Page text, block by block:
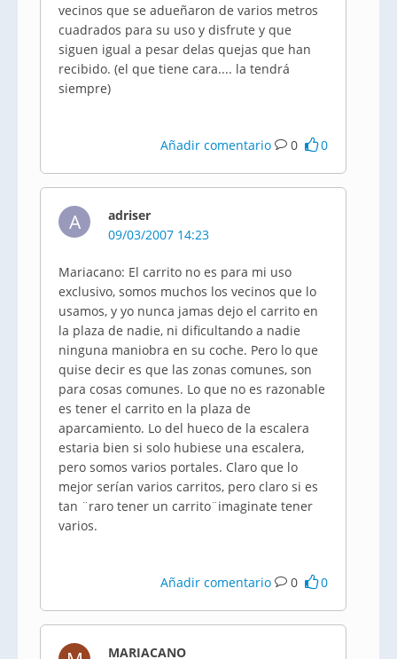
vecinos que se adueñaron de varios metros
cuadrados para su uso y disfrute y que
siguen igual a pesar delas quejas que han
recibido. (el que tiene cara.... la tendrá
siempre)
Añadir comentario 0 0
A
adriser
09/03/2007 14:23
Mariacano: El carrito no es para mi uso
exclusivo, somos muchos los vecinos que lo
usamos, y yo nunca jamas dejo el carrito en
la plaza de nadie, ni dificultando a nadie
ninguna maniobra en su coche. Pero lo que
quise decir es que las zonas comunes, son
para cosas comunes. Lo que no es razonable
es tener el carrito en la plaza de
aparcamiento. Lo del hueco de la escalera
estaria bien si solo hubiese una escalera,
pero somos varios portales. Claro que lo
mejor serían varios carritos, pero claro si es
tan ¨raro tener un carrito¨imaginate tener
varios.
Añadir comentario 0 0
MARIACANO